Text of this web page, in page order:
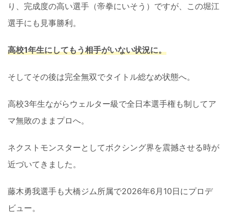
り、完成度の高い選手（帝拳にいそう）ですが、この堀江
選手にも見事勝利。
高校1年生にしてもう相手がいない状況に。
そしてその後は完全無双でタイトル総なめ状態へ。
高校3年生ながらウェルター級で全日本選手権も制してア
マ無敗のままプロへ。
ネクストモンスターとしてボクシング界を震撼させる時が
近づいてきました。
藤木勇我選手も大橋ジム所属で2026年6月10日にプロデ
ビュー。